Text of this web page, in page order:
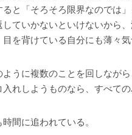
ると「そろそろ限界なのでは
していかないといけないから
を背けている自分にも薄々気
ように複数のことを回しなが
れしようものなら、すべて
間に追われている。